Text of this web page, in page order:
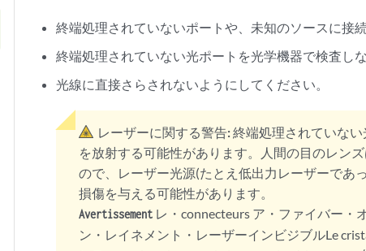
終端処理されていないポートや、未知のソースに接
終端処理されていない光ポートを光学機器で検査し
光線に直接さらされないようにしてください。
レーザーに関する警告:終端処理されていな
を放射する可能性があります。人間の目のレン
ので、レーザー光源(たとえ低出力レーザーであ
損傷を与える可能性があります。
Avertissement レ・connecteurs ア・ファイバー・
ン・レイネメント・レーザーインビジブルLe